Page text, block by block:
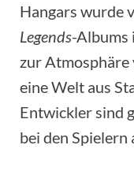
Hangars wurde
Legends-Albums
zur Atmosphäre
eine Welt aus
Entwickler sind
bei den Spielern